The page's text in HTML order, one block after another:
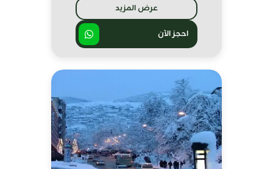
عرض المزيد
احجز الآن